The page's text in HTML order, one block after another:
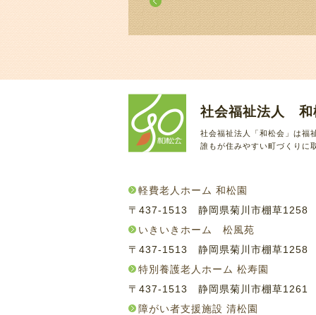
社会福祉法人 和
社会福祉法人「和松会」は福
誰もが住みやすい町づくりに
軽費老人ホーム 和松園
〒437-1513 静岡県菊川市棚草
いきいきホーム 松風苑
〒437-1513 静岡県菊川市棚草
特別養護老人ホーム 松寿園
〒437-1513 静岡県菊川市棚草
障がい者支援施設 清松園